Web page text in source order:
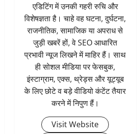
एडिटिंग में उनकी गहरी रुचि और
विशेषज्ञता है। चाहे वह घटना, दुर्घटना,
राजनीतिक, सामाजिक या अपराध से
जुड़ी खबरें हों, वे SEO आधारित
प्रभावी न्यूज लिखने में माहिर हैं। साथ
ही सोशल मीडिया पर फेसबुक,
इंस्टाग्राम, एक्स, थ्रेड्स और यूट्यूब
के लिए छोटे व बड़े वीडियो कंटेंट तैयार
करने में निपुण हैं।
Visit Website